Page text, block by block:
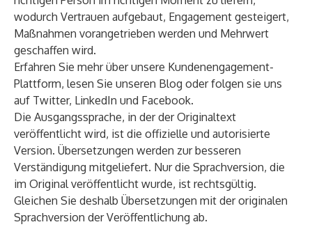
wodurch Vertrauen aufgebaut, Engagement gesteigert,
Maßnahmen vorangetrieben werden und Mehrwert
geschaffen wird.
Erfahren Sie mehr über unsere Kundenengagement-
Plattform, lesen Sie unseren Blog oder folgen sie uns
auf Twitter, LinkedIn und Facebook.
Die Ausgangssprache, in der der Originaltext
veröffentlicht wird, ist die offizielle und autorisierte
Version. Übersetzungen werden zur besseren
Verständigung mitgeliefert. Nur die Sprachversion, die
im Original veröffentlicht wurde, ist rechtsgültig.
Gleichen Sie deshalb Übersetzungen mit der originalen
Sprachversion der Veröffentlichung ab.